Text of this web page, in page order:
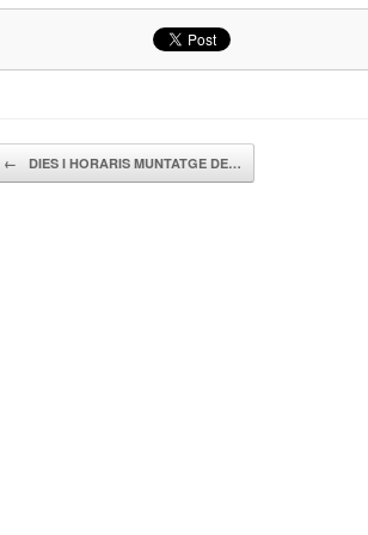
Navegador de artículos
← DIES I HORARIS MUNTATGE DE…